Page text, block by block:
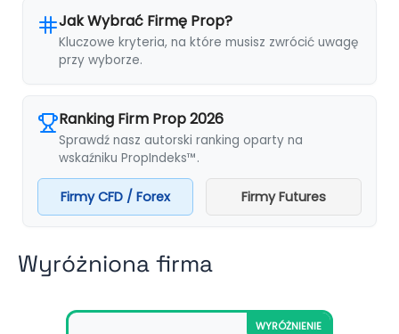
Jak Wybrać Firmę Prop?
Kluczowe kryteria, na które musisz zwrócić uwagę
przy wyborze.
Ranking Firm Prop 2026
Sprawdź nasz autorski ranking oparty na
wskaźniku PropIndeks™.
Firmy CFD / Forex Firmy Futures
Wyróżniona firma
WYRÓŻNIENIE